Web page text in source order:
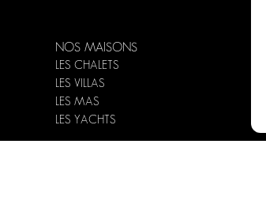
NOS MAISONS
LES CHALETS
LES VILLAS
LES MAS
LES YACHTS